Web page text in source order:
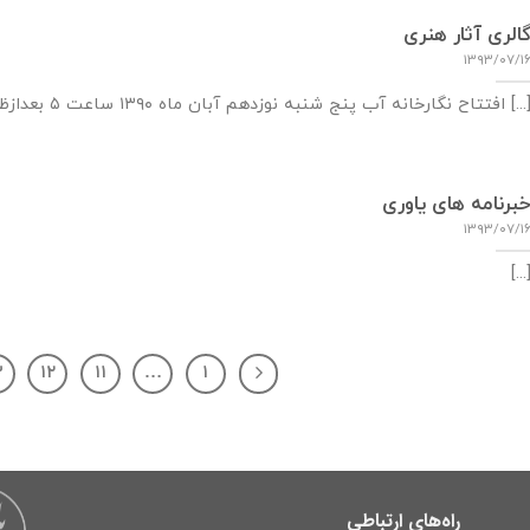
گالری آثار هنری
۱۳۹۳/۰۷/۱۶
افتتاح نگارخانه آب پنج شنبه نوزدهم آبان ماه ۱۳۹۰ ساعت ۵ بعدازظهر به منظور [...]
خبرنامه های یاوری
۱۳۹۳/۰۷/۱۶
[...]
۱ … ۱۱ ۱۲
راه‌های ارتباطی